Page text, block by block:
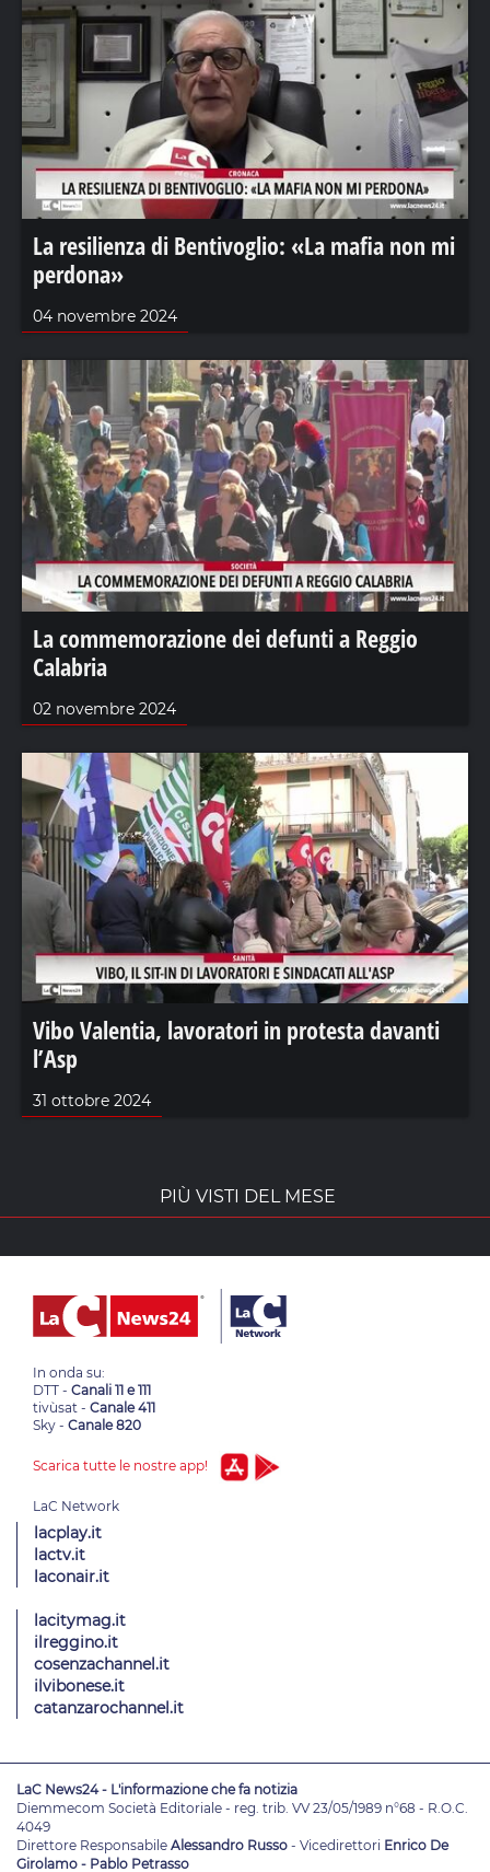
La resilienza di Bentivoglio: «La mafia non mi
perdona»
04 novembre 2024
La commemorazione dei defunti a Reggio
Calabria
02 novembre 2024
Vibo Valentia, lavoratori in protesta davanti
l’Asp
31 ottobre 2024
PIÙ VISTI DEL MESE
In onda su:
DTT - Canali 11 e 111
tivùsat - Canale 411
Sky - Canale 820
Scarica tutte le nostre app!
lacplay.it
lactv.it
laconair.it
lacitymag.it
ilreggino.it
cosenzachannel.it
ilvibonese.it
catanzarochannel.it
LaC News24 - L'informazione che fa notizia
Diemmecom Società Editoriale - reg. trib. VV 23/05/1989 n°68 - R.O.C.
4049
Direttore Responsabile Alessandro Russo - Vicedirettori Enrico De
Girolamo - Pablo Petrasso